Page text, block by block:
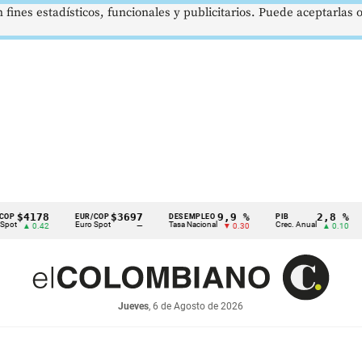
EUR/COP
Euro Spot
$3697
—
DESEMPLEO
Tasa Nacional
9,9 %
▼ 0.30
PIB
Crec. Anual
2,8 %
▲ 0.10
TRM
Tasa
Jueves, 6 de Agosto de 2026
estadísticos, funcionales y publicitarios. Puede aceptarlas